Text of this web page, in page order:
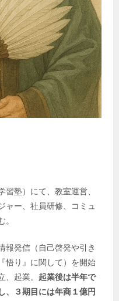
塾）にて、教室運営、
ャー、社員研修、コミュ
報発信（自己啓発や引き
悟り』に関して）を開始
、起業。 起業後は半年で
、３期目には年商１億円